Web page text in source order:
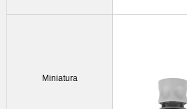
Miniatura